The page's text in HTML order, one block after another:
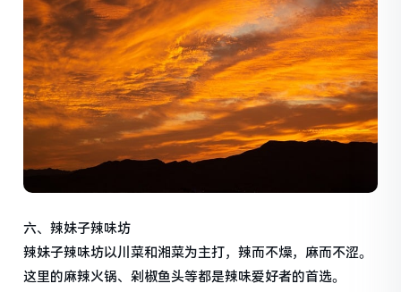
六、辣妹子辣味坊
辣妹子辣味坊以川菜和湘菜为主打，辣而不燥，麻而不涩。
这里的麻辣火锅、剁椒鱼头等都是辣味爱好者的首选。